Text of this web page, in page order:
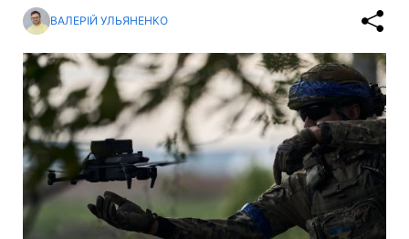
ВАЛЕРІЙ УЛЬЯНЕНКО